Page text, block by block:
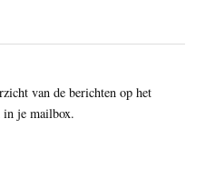
van de berichten op het
in je mailbox.